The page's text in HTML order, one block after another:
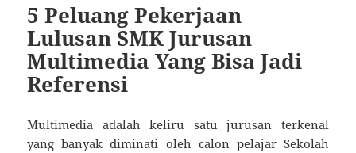
5 Peluang Pekerjaan
Lulusan SMK Jurusan
Multimedia Yang Bisa Jadi
Referensi
Multimedia adalah keliru satu jurusan terkenal
yang banyak diminati oleh calon pelajar Sekolah